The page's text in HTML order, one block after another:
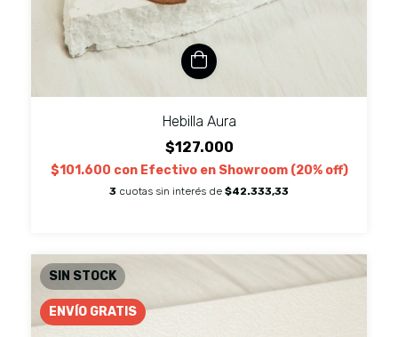
Hebilla Aura
$127.000
$101.600 con Efectivo en Showroom (20% off)
3 cuotas sin interés de $42.333,33
SIN STOCK
ENVÍO GRATIS